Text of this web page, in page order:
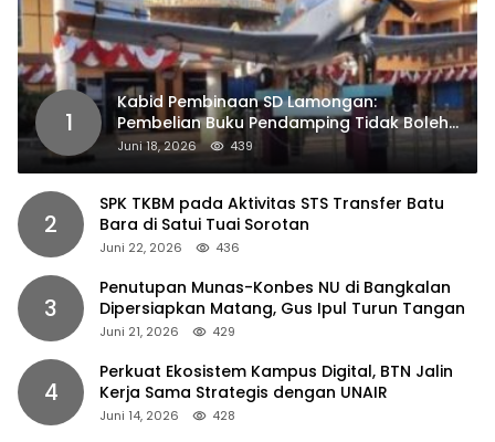
1
Kabid Pembinaan SD Lamongan:
Pembelian Buku Pendamping Tidak Boleh
Dipaksakan
Juni 18, 2026 439
2
SPK TKBM pada Aktivitas STS Transfer Batu
Bara di Satui Tuai Sorotan
Juni 22, 2026 436
3
Penutupan Munas-Konbes NU di Bangkalan
Dipersiapkan Matang, Gus Ipul Turun Tangan
Juni 21, 2026 429
4
Perkuat Ekosistem Kampus Digital, BTN Jalin
Kerja Sama Strategis dengan UNAIR
Juni 14, 2026 428